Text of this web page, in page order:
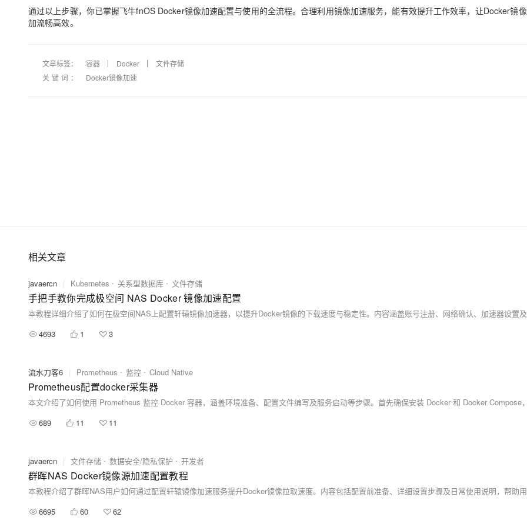
通过以上步骤，你已掌握飞牛fnOS Docker镜像加速配置与使用的全流程。合理利用镜像加速服务，能有效提升工作效率，让Docker镜
加流畅高效。
文章标签： 容器 Docker
文件存储
关键词：
Docker镜像加速
相关文章
javaercn | Kubernetes 关系型数据库 文件存储
手把手教你完成极空间 NAS Docker 镜像加速配置
4693 1 3
流水刀客6 | Prometheus 监控 Cloud Native
Prometheus配置docker采集器
689 11 11
javaercn | 文件存储 数据安全/隐私保护 开发者
群晖NAS Docker镜像源加速配置教程
6695 60 62